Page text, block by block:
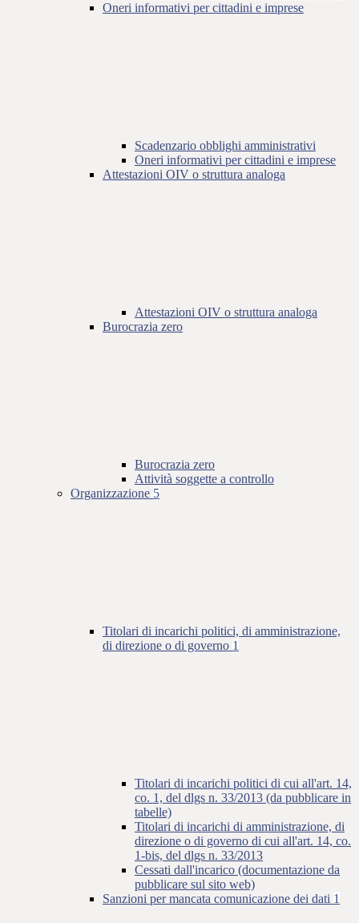
Oneri informativi per cittadini e imprese
Scadenzario obblighi amministrativi
Oneri informativi per cittadini e imprese
Attestazioni OIV o struttura analoga
Attestazioni OIV o struttura analoga
Burocrazia zero
Burocrazia zero
Attività soggette a controllo
Organizzazione 5
Titolari di incarichi politici, di amministrazione,
di direzione o di governo 1
Titolari di incarichi politici di cui all'art. 14,
co. 1, del dlgs n. 33/2013 (da pubblicare in
tabelle)
Titolari di incarichi di amministrazione, di
direzione o di governo di cui all'art. 14, co.
1-bis, del dlgs n. 33/2013
Cessati dall'incarico (documentazione da
pubblicare sul sito web)
Sanzioni per mancata comunicazione dei dati 1